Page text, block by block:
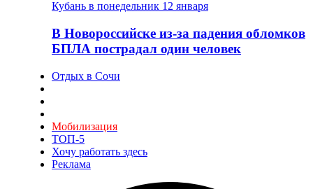
В Новороссийске из-за падения обломков
БПЛА пострадал один человек
Отдых в Сочи
Мобилизация
ТОП-5
Хочу работать здесь
Реклама